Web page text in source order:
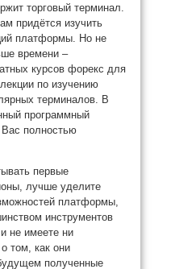
торговый терминал.
придётся изучить
платформы. Но не
времени –
курсов форекс для
по изучению
терминалов. В
программный
Вас полностью
первые
лучше уделите
платформы,
инструментов
не имеете ни
том, как они
полученные